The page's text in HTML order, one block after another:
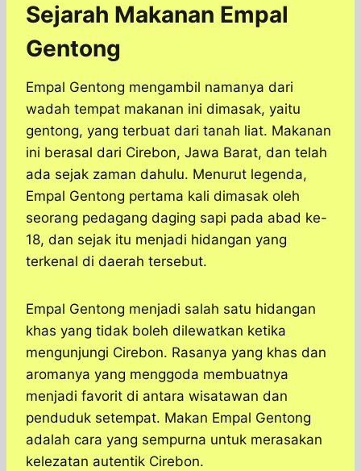
Sejarah Makanan Empal
Gentong
Empal Gentong mengambil namanya dari
wadah tempat makanan ini dimasak, yaitu
gentong, yang terbuat dari tanah liat. Makanan
ini berasal dari Cirebon, Jawa Barat, dan telah
ada sejak zaman dahulu. Menurut legenda,
Empal Gentong pertama kali dimasak oleh
seorang pedagang daging sapi pada abad ke-
18, dan sejak itu menjadi hidangan yang
terkenal di daerah tersebut.
Empal Gentong menjadi salah satu hidangan
khas yang tidak boleh dilewatkan ketika
mengunjungi Cirebon. Rasanya yang khas dan
aromanya yang menggoda membuatnya
menjadi favorit di antara wisatawan dan
penduduk setempat. Makan Empal Gentong
adalah cara yang sempurna untuk merasakan
kelezatan autentik Cirebon.